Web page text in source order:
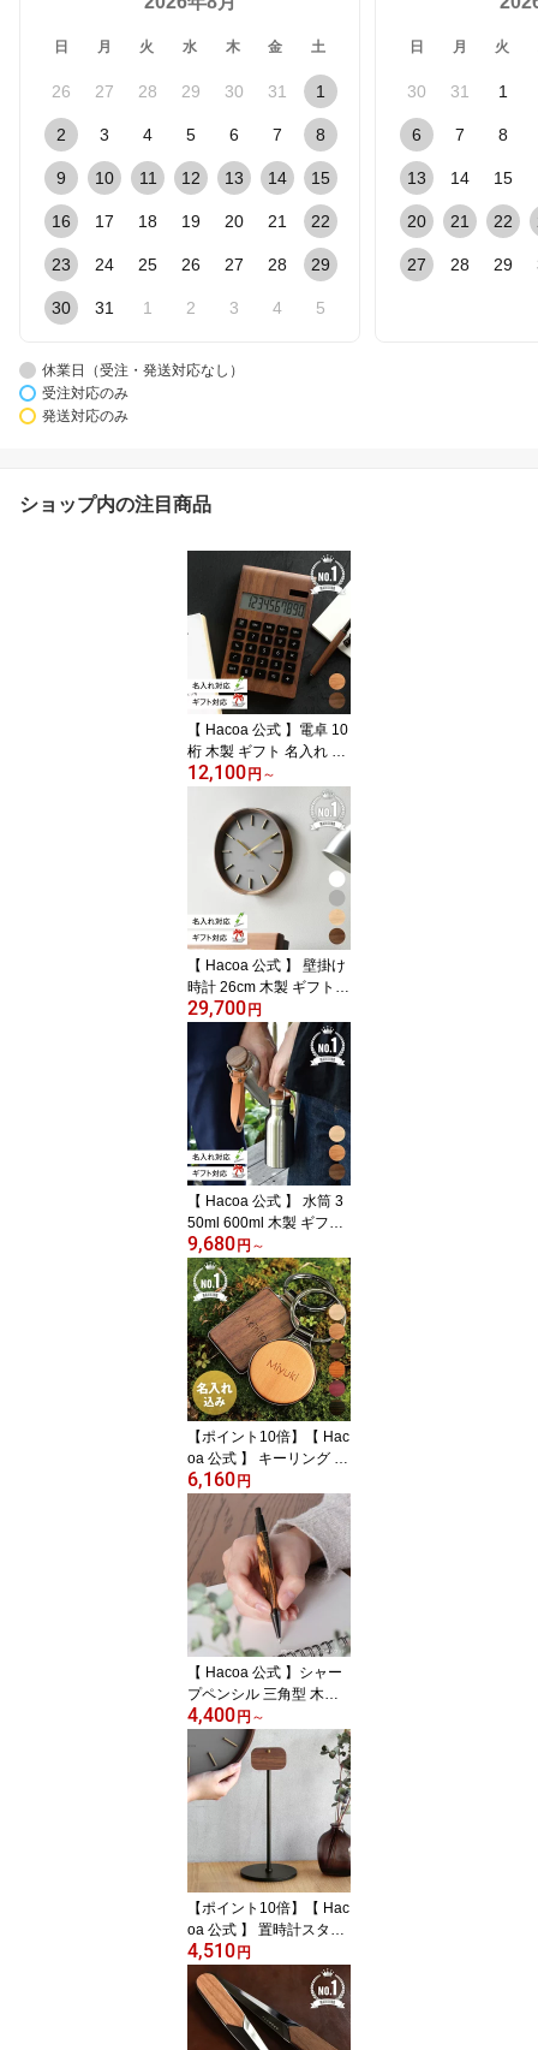
日 月 火 水 木 金 土
26 27 28 29 30 31 1
2 3 4 5 6 7 8
9 10 11 12 13 14 15
16 17 18 19 20 21 22
23 24 25 26 27 28 29
30 31 1 2 3 4 5
日 月 火
30 31 1
6 7 8
13 14 15
20 21 22
27 28 29
休業日（受注・発送対応なし）
受注対応のみ
発送対応のみ
ショップ内の注目商品
【 Hacoa 公式 】電卓 10
桁 木製 ギフト 名入れ 電
卓 ソーラー電卓 大きい
おしゃれ シンプル 誕生
日 就職祝い 卒業祝い 開
店祝い 母の日 父の日 ク
リスマス 退職祝い ノベ
ルティ 男性 女性 プレゼ
ント 木香屋 ハコア ■「S
olar Battery Calculator D
esk Type」
12,100 円 ～
【 Hacoa 公式 】 壁掛け
時計 26cm 木製 ギフト
名入れ 北欧 真鍮 おしゃ
れ かわいい シンプル ウ
ォールナット 新築祝い
誕生日 結婚祝い 就職祝
い 卒業祝い 出産祝い 開
店祝い クリスマス 退職
祝い 送別会 男性 女性 プ
レゼント 木香屋 ハコア ■
「Frame Clock Circle」
29,700 円
【 Hacoa 公式 】 水筒 3
50ml 600ml 木製 ギフト
名入れ ステンレスボトル
サーモボトル タンブラー
保温 保冷 魔法瓶 おしゃ
れ シンプル 誕生日 就職
祝 卒業祝 父の日 母の日
クリスマス プレゼント
木香屋 ハコア 職人仕上
げ +LUMBER ■「THER
MO BOTTLE 350ml/600
ml」
9,680 円 ～
【ポイント10倍】【 Hac
oa 公式 】 キーリング ペ
アセット 木製 ギフト 名
入れ 人気 キーホルダー
結婚記念日 木婚式 おし
ゃれ かわいい お揃い カ
ップル 誕生日 クリスマ
ス 男性 女性 家 車 鍵 プ
レゼント 木香屋 ハコア +
LUMBER ■【ペア】「K
EYRING 001 ギフトセッ
ト」
6,160 円
【 Hacoa 公式 】シャー
プペンシル 三角型 木製
ギフト 名入れ シャーペ
ン おしゃれ シンプル 誕
生日 結婚祝い 木婚式 就
職祝い 卒業祝い 入学祝
い 開店祝い 母の日 父の
日 クリスマス ノベルテ
ィ プレゼント 木香屋 ハ
コア +LUMBER ■「TRIA
NGLE BODY MECHANI
CAL PENCIL」
4,400 円 ～
【ポイント10倍】【 Hac
oa 公式 】 置時計スタン
ド 時計 スタンド式 壁掛
けカレンダー 木製 ギフ
ト 名入れ 北欧 おしゃれ
かわいい シンプル 新築
祝い 誕生日 結婚祝い 出
4,510 円